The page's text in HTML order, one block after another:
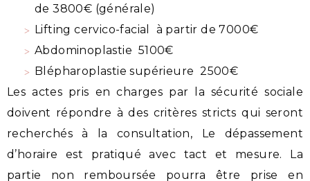
de 3800€ (générale)
Lifting cervico-facial à partir de 7000€
Abdominoplastie 5100€
Blépharoplastie supérieure 2500€
Les actes pris en charges par la sécurité sociale
doivent répondre à des critères stricts qui seront
recherchés à la consultation, Le dépassement
d’horaire est pratiqué avec tact et mesure. La
partie non remboursée pourra être prise en